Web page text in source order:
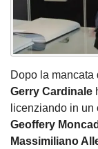
Dopo la
Gerry Cardinale
licenziando in un
Geoffery
Massimiliano